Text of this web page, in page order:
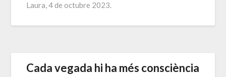
Laura, 4 de octubre 2023.
Cada vegada hi ha més consciència